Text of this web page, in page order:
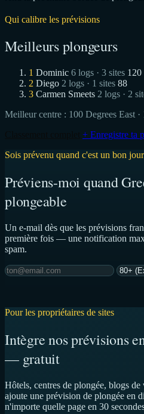
Qui calibre les prévisions
Meilleurs plongeurs
1 Dominic 6 logs · 3 sites 120
2 Diego 2 logs · 1 sites 88
3 Carmen Smeets 2 logs · 2
Meilleur centre : 100 Degrees East
+ Enregistre ta
Sois prévenu quand c'est un bon jour
Préviens-moi quand
plongeable
Un e-mail dès que les prévisions
première fois — une notification
spam.
Pour les propriétaires de sites
Intègre nos prévisions
— gratuit
Hôtels, centres de plongée, blogs
ajoute une prévision de plongée en
n'importe quelle page en 30